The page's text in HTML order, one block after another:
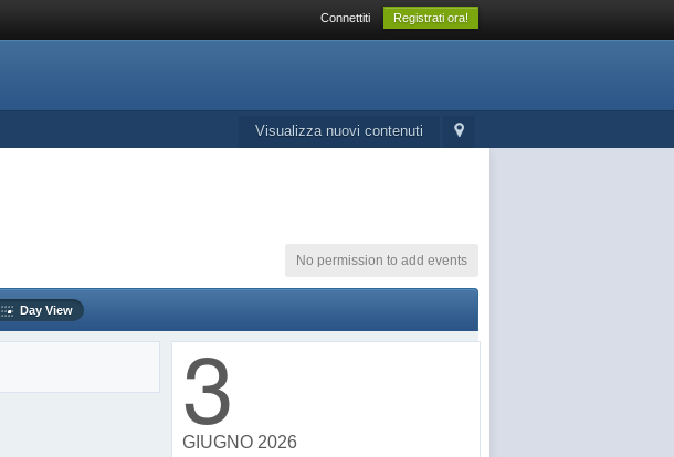
Connettiti Registrati ora!
Visualizza nuovi contenuti
No permission to add events
Day View
3
GIUGNO 2026